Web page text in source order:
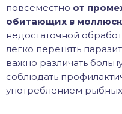
повсеместно от
обитающих в
недостаточной
легко перенять
важно различать
соблюдать
употреблением